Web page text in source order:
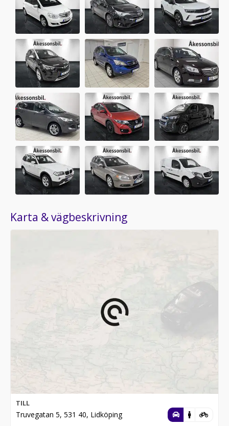
Karta & vägbeskrivning
TILL
Truvegatan 5, 531 40, Lidköping